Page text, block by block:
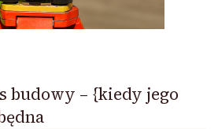
budowy – {kiedy jego